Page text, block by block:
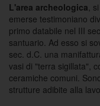
L'area archeologica ,
emerse testimoniano
primo databile nel III
santuario. Ad esso si
sec. d.C. una
vasi di "terra sigillata",
ceramiche comuni.
strutture adibite alla